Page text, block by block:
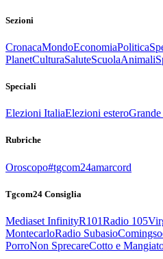
Sezioni
CronacaMondoEconomiaPolitica
PlanetCulturaSaluteScuolaAnimali
Speciali
Elezioni ItaliaElezioni estero
Rubriche
Oroscopo#tgcom24amarcord
Tgcom24 Consiglia
Mediaset InfinityR101Radio 105
MontecarloRadio Subasio
PorroNon SprecareCotto e